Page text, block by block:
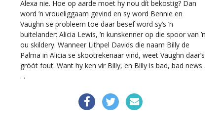
Alexa nie. Hoe op aarde moet hy nou dít bekostig? Dan
word ’n vroueliggaam gevind en sy word Bennie en
Vaughn se probleem toe daar besef word sy’s ’n
buitelander: Alicia Lewis, ’n kunskenner op die spoor van ’n
ou skildery.Wanneer Lithpel Davids die naam Billy de
Palma in Alicia se skootrekenaar vind, weet Vaughn daar’s
gróót fout. Want hy ken vir Billy, en Billy is bad, bad news .
. .